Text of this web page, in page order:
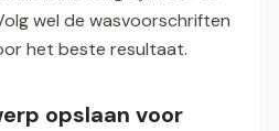
wel de wasvoorschriften
het beste resultaat.
opslaan voor